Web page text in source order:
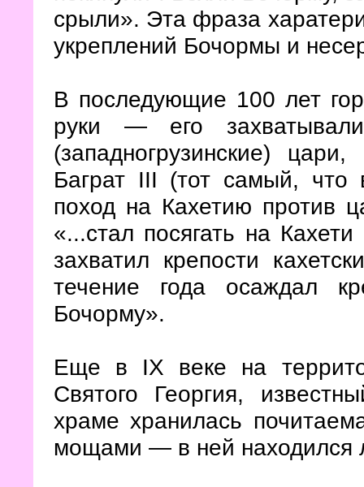
срыли». Эта фраза
укреплений Бочормы и
В последующие 100 лет
руки — его
(западногрузинские)
Баграт III (тот самый, что
поход на Кахетию против
«...стал посягать на
захватил крепости
течение года осаждал
Бочорму».
Еще в IX веке на
Святого Георгия,
храме хранилась
мощами — в ней находился